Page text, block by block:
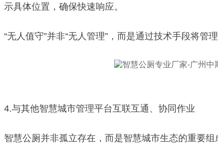
示具体位置，确保快速响应。
“无人值守”并非“无人管理”，而是通过技术手段将
4.与其他智慧城市管理平台互联互通、协同作业
智慧公厕并非孤立存在，而是智慧城市生态的重要